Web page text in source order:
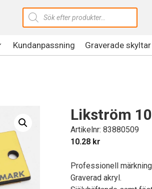
Produktsökning
Kundanpassning Graverade skyltar
Likström
Artikelnr: 83880509
10.28 kr
Professionell
Graverad akryl.